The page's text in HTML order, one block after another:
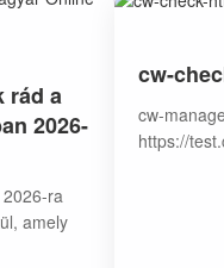
rád a
2026-
ra
amely
cw-
cw-
https://